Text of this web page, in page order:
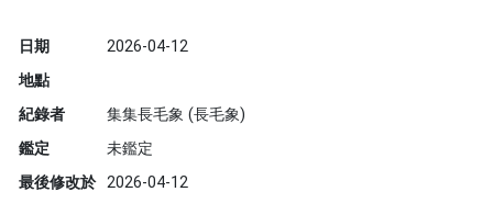
日期
2026-04-12
地點
紀錄者
集集長毛象 (長毛象)
鑑定
未鑑定
最後修改於 2026-04-12